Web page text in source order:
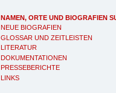
NAMEN, ORTE UND BIOGRAFIEN
NEUE BIOGRAFIEN
GLOSSAR UND ZEITLEISTEN
LITERATUR
DOKUMENTATIONEN
PRESSEBERICHTE
LINKS